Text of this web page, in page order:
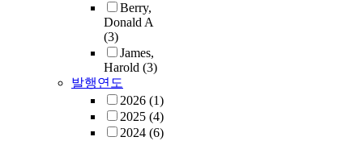
Berry,
Donald A
(3)
James,
Harold (3)
발행연도
2026 (1)
2025 (4)
2024 (6)